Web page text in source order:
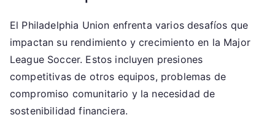
El Philadelphia Union enfrenta varios desafíos que
impactan su rendimiento y crecimiento en la Major
League Soccer. Estos incluyen presiones
competitivas de otros equipos, problemas de
compromiso comunitario y la necesidad de
sostenibilidad financiera.